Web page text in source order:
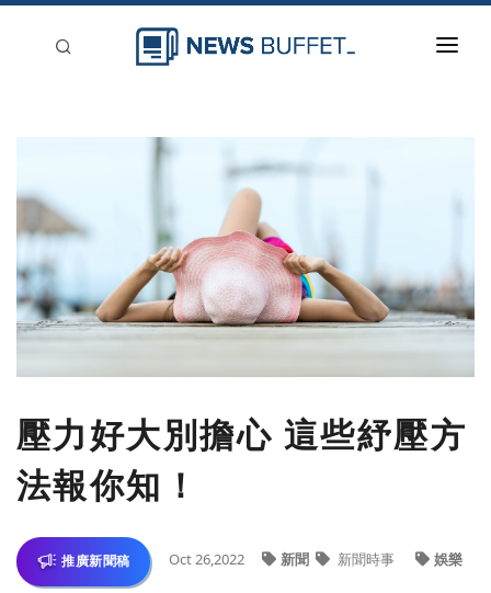
刊登
壓力好大別擔心 這些紓壓方
法報你知！
推廣新聞稿 Oct 26,2022 新聞 新聞時事 娛樂